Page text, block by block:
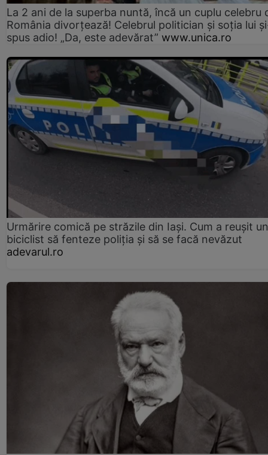
La 2 ani de la superba nuntă, încă un cuplu celebru
România divorțează! Celebrul politician și soția lui
spus adio! „Da, este adevărat” www.unica.ro
Urmărire comică pe străzile din Iași. Cum a reușit un
biciclist să fenteze poliția și să se facă nevăzut
adevarul.ro